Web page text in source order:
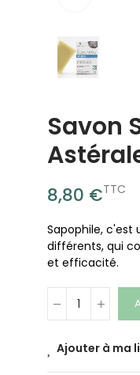
Savon
8,80 €TTC
Sapophile, c'est
différents, qui
et efficacité.
Ajouter à ma